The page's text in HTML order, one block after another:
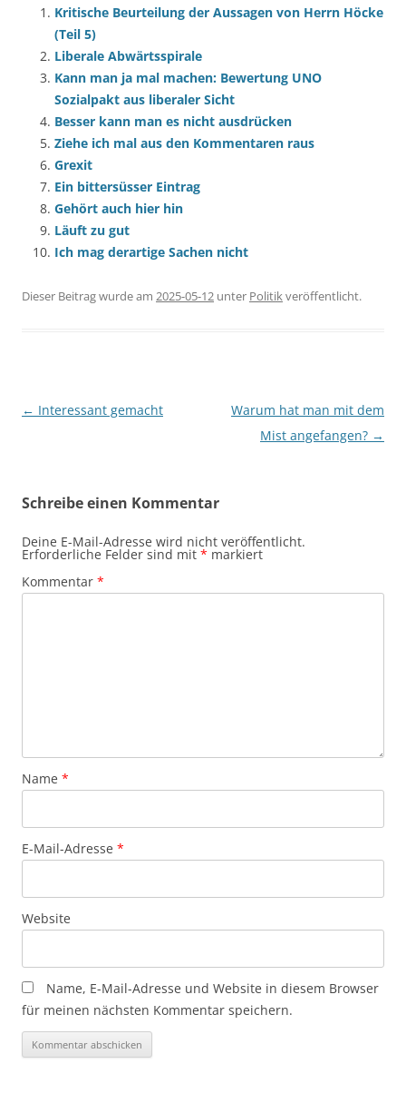
Kritische Beurteilung der Aussagen von Herrn Höcke
(Teil 5)
Liberale Abwärtsspirale
Kann man ja mal machen: Bewertung UNO
Sozialpakt aus liberaler Sicht
Besser kann man es nicht ausdrücken
Ziehe ich mal aus den Kommentaren raus
Grexit
Ein bittersüsser Eintrag
Gehört auch hier hin
Läuft zu gut
Ich mag derartige Sachen nicht
Dieser Beitrag wurde am 2025-05-12 unter Politikveröffentlicht.
Beitragsnavigation
← Interessant gemacht
Warum hat man mit dem
Mist angefangen? →
Schreibe einen Kommentar
Deine E-Mail-Adresse wird nicht veröffentlicht.
Erforderliche Felder sind mit * markiert
Kommentar *
Name *
E-Mail-Adresse *
Website
Name, E-Mail-Adresse und Website in diesem Browser
für meinen nächsten Kommentar speichern.